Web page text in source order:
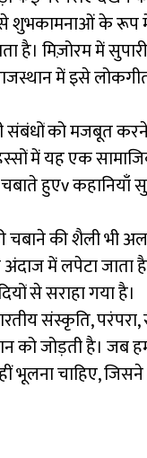
शुभकामनाओं के
है। मिज़ोरम में
में इसे
को मजबूत करने
में यह एक
हुएv कहानियाँ
की शैली भी
में लपेटा जाता
से सराहा गया है।
संस्कृति, परंपरा,
को जोड़ती है। जब
भूलना चाहिए,